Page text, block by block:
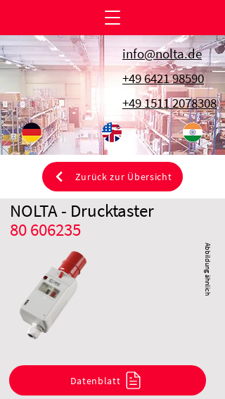
info@nolta.de
+49 6421 98590
+49 1511 2078308
Zurück zur Übersicht
80 606235
NOLTA - Drucktaster
Abbildung ähnlich
Datenblatt